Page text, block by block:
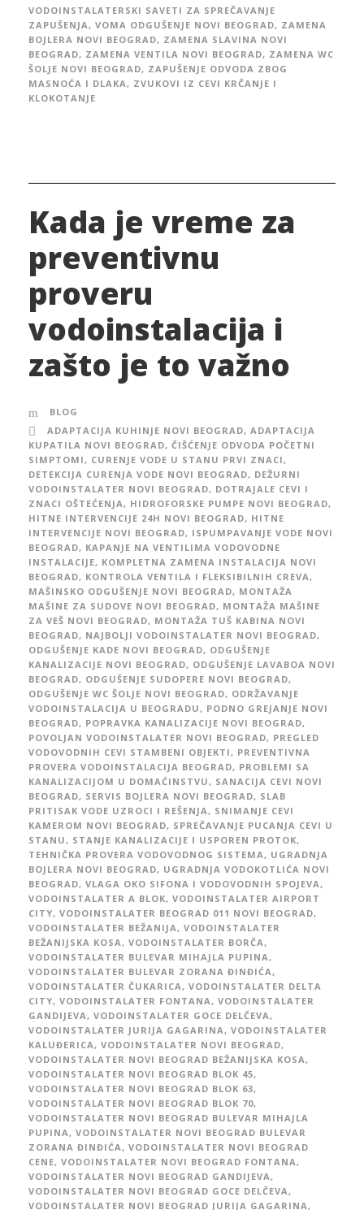
VODOINSTALATERSKI SAVETI ZA SPREČAVANJE
ZAPUŠENJA , VOMA ODGUŠENJE NOVI BEOGRAD, ZAMENA
BOJLERA NOVI BEOGRAD, ZAMENA SLAVINA NOVI
BEOGRAD, ZAMENA VENTILA NOVI BEOGRAD, ZAMENA WC
ŠOLJE NOVI BEOGRAD, ZAPUŠENJE ODVODA ZBOG
MASNOĆA I DLAKA , ZVUKOVI IZ CEVI KRČANJE I
KLOKOTANJE
Kada je vreme za
preventivnu
proveru
vodoinstalacija i
zašto je to važno
BLOG
ADAPTACIJA KUHINJE NOVI BEOGRAD, ADAPTACIJA
KUPATILA NOVI BEOGRAD, ČIŠĆENJE ODVODA POČETNI
SIMPTOMI, CURENJE VODE U STANU PRVI ZNACI,
DETEKCIJA CURENJA VODE NOVI BEOGRAD, DEŽURNI
VODOINSTALATER NOVI BEOGRAD, DOTRAJALE CEVI I
ZNACI OŠTEĆENJA, HIDROFORSKE PUMPE NOVI BEOGRAD,
HITNE INTERVENCIJE 24H NOVI BEOGRAD, HITNE
INTERVENCIJE NOVI BEOGRAD, ISPUMPAVANJE VODE NOVI
BEOGRAD, KAPANJE NA VENTILIMA VODOVODNE
INSTALACIJE, KOMPLETNA ZAMENA INSTALACIJA NOVI
BEOGRAD, KONTROLA VENTILA I FLEKSIBILNIH CREVA,
MAŠINSKO ODGUŠENJE NOVI BEOGRAD, MONTAŽA
MAŠINE ZA SUDOVE NOVI BEOGRAD, MONTAŽA MAŠINE
ZA VEŠ NOVI BEOGRAD, MONTAŽA TUŠ KABINA NOVI
BEOGRAD, NAJBOLJI VODOINSTALATER NOVI BEOGRAD,
ODGUŠENJE KADE NOVI BEOGRAD, ODGUŠENJE
KANALIZACIJE NOVI BEOGRAD, ODGUŠENJE LAVABOA NOVI
BEOGRAD, ODGUŠENJE SUDOPERE NOVI BEOGRAD,
ODGUŠENJE WC ŠOLJE NOVI BEOGRAD, ODRŽAVANJE
VODOINSTALACIJA U BEOGRADU, PODNO GREJANJE NOVI
BEOGRAD, POPRAVKA KANALIZACIJE NOVI BEOGRAD,
POVOLJAN VODOINSTALATER NOVI BEOGRAD, PREGLED
VODOVODNIH CEVI STAMBENI OBJEKTI, PREVENTIVNA
PROVERA VODOINSTALACIJA BEOGRAD, PROBLEMI SA
KANALIZACIJOM U DOMAĆINSTVU, SANACIJA CEVI NOVI
BEOGRAD, SERVIS BOJLERA NOVI BEOGRAD, SLAB
PRITISAK VODE UZROCI I REŠENJA, SNIMANJE CEVI
KAMEROM NOVI BEOGRAD, SPREČAVANJE PUCANJA CEVI U
STANU, STANJE KANALIZACIJE I USPOREN PROTOK,
TEHNIČKA PROVERA VODOVODNOG SISTEMA, UGRADNJA
BOJLERA NOVI BEOGRAD, UGRADNJA VODOKOTLIĆA NOVI
BEOGRAD, VLAGA OKO SIFONA I VODOVODNIH SPOJEVA,
VODOINSTALATER A BLOK, VODOINSTALATER AIRPORT
CITY, VODOINSTALATER BEOGRAD 011 NOVI BEOGRAD,
VODOINSTALATER BEŽANIJA, VODOINSTALATER
BEŽANIJSKA KOSA, VODOINSTALATER BORČA,
VODOINSTALATER BULEVAR MIHAJLA PUPINA,
VODOINSTALATER BULEVAR ZORANA ĐINĐIĆA,
VODOINSTALATER ČUKARICA, VODOINSTALATER DELTA
CITY, VODOINSTALATER FONTANA, VODOINSTALATER
GANDIJEVA, VODOINSTALATER GOCE DELČEVA,
VODOINSTALATER JURIJA GAGARINA, VODOINSTALATER
KALUĐERICA, VODOINSTALATER NOVI BEOGRAD,
VODOINSTALATER NOVI BEOGRAD BEŽANIJSKA KOSA,
VODOINSTALATER NOVI BEOGRAD BLOK 45,
VODOINSTALATER NOVI BEOGRAD BLOK 63,
VODOINSTALATER NOVI BEOGRAD BLOK 70,
VODOINSTALATER NOVI BEOGRAD BULEVAR MIHAJLA
PUPINA, VODOINSTALATER NOVI BEOGRAD BULEVAR
ZORANA ĐINĐIĆA, VODOINSTALATER NOVI BEOGRAD
CENE, VODOINSTALATER NOVI BEOGRAD FONTANA,
VODOINSTALATER NOVI BEOGRAD GANDIJEVA,
VODOINSTALATER NOVI BEOGRAD GOCE DELČEVA,
VODOINSTALATER NOVI BEOGRAD JURIJA GAGARINA,